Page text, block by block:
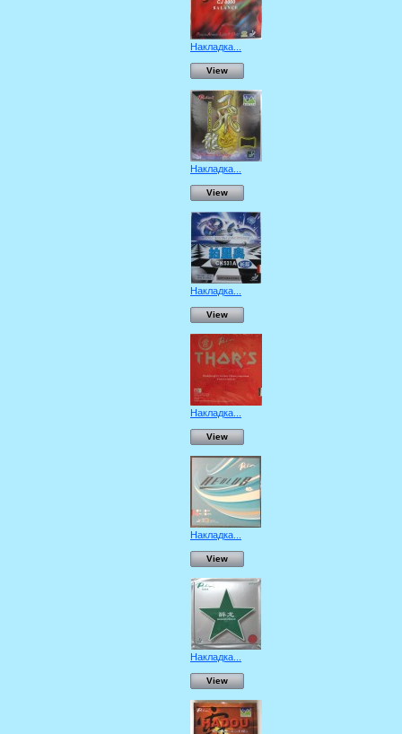
Накладка...
View
Накладка...
View
Накладка...
View
Накладка...
View
Накладка...
View
Накладка...
View